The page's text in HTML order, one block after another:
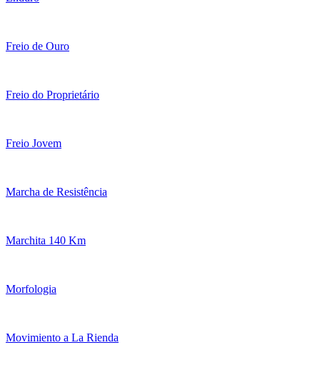
Freio de Ouro
Freio do Proprietário
Freio Jovem
Marcha de Resistência
Marchita 140 Km
Morfologia
Movimiento a La Rienda